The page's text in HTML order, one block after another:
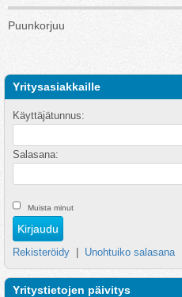
Puunkorjuu
Yritysasiakkaille
Käyttäjätunnus:
Salasana:
Muista minut
Rekisteröidy Unohtuiko salasana
Yritystietojen päivitys